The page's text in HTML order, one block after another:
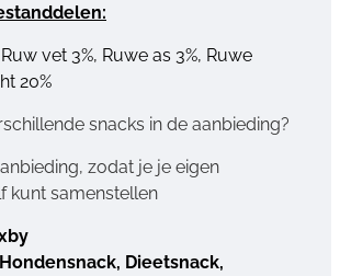
vet 3%, Ruwe as 3%, Ruwe
20%
snacks in de aanbieding?
zodat je je eigen
kunt samenstellen
Dieetsnack,